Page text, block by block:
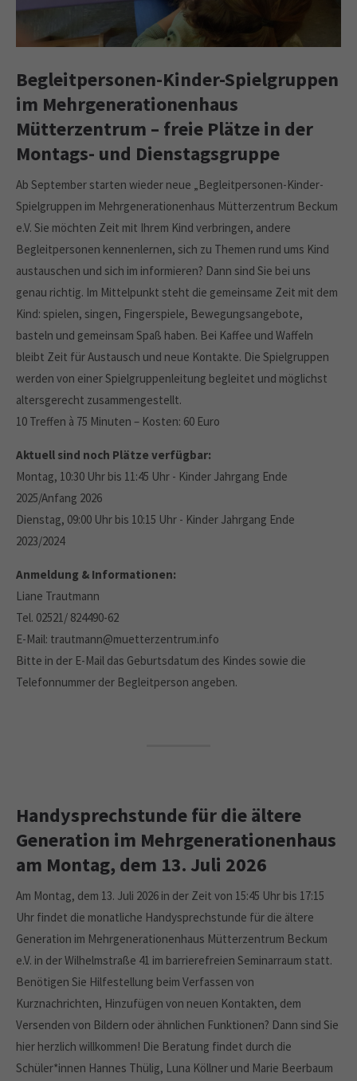
Begleitpersonen-Kinder-Spielgruppen
im Mehrgenerationenhaus
Mütterzentrum – freie Plätze in der
Montags- und Dienstagsgruppe
Ab September starten wieder neue „Begleitpersonen-Kinder-
Spielgruppen im Mehrgenerationenhaus Mütterzentrum Beckum
e.V. Sie möchten Zeit mit Ihrem Kind verbringen, andere
Begleitpersonen kennenlernen, sich zu Themen rund ums Kind
austauschen und sich im informieren? Dann sind Sie bei uns
genau richtig. Im Mittelpunkt steht die gemeinsame Zeit mit dem
Kind: spielen, singen, Fingerspiele, Bewegungsangebote,
basteln und gemeinsam Spaß haben. Bei Kaffee und Waffeln
bleibt Zeit für Austausch und neue Kontakte. Die Spielgruppen
werden von einer Spielgruppenleitung begleitet und möglichst
altersgerecht zusammengestellt.
10 Treffen à 75 Minuten – Kosten: 60 Euro
Aktuell sind noch Plätze verfügbar:
Montag, 10:30 Uhr bis 11:45 Uhr - Kinder Jahrgang Ende
2025/Anfang 2026
Dienstag, 09:00 Uhr bis 10:15 Uhr - Kinder Jahrgang Ende
2023/2024
Anmeldung & Informationen:
Liane Trautmann
Tel. 02521/ 824490-62
E-Mail: trautmann@muetterzentrum.info
Bitte in der E-Mail das Geburtsdatum des Kindes sowie die
Telefonnummer der Begleitperson angeben.
Handysprechstunde für die ältere
Generation im Mehrgenerationenhaus
am Montag, dem 13. Juli 2026
Am Montag, dem 13. Juli 2026 in der Zeit von 15:45 Uhr bis 17:15
Uhr findet die monatliche Handysprechstunde für die ältere
Generation im Mehrgenerationenhaus Mütterzentrum Beckum
e.V. in der Wilhelmstraße 41 im barrierefreien Seminarraum statt.
Benötigen Sie Hilfestellung beim Verfassen von
Kurznachrichten, Hinzufügen von neuen Kontakten, dem
Versenden von Bildern oder ähnlichen Funktionen? Dann sind Sie
hier herzlich willkommen! Die Beratung findet durch die
Schüler*innen Hannes Thülig, Luna Köllner und Marie Beerbaum